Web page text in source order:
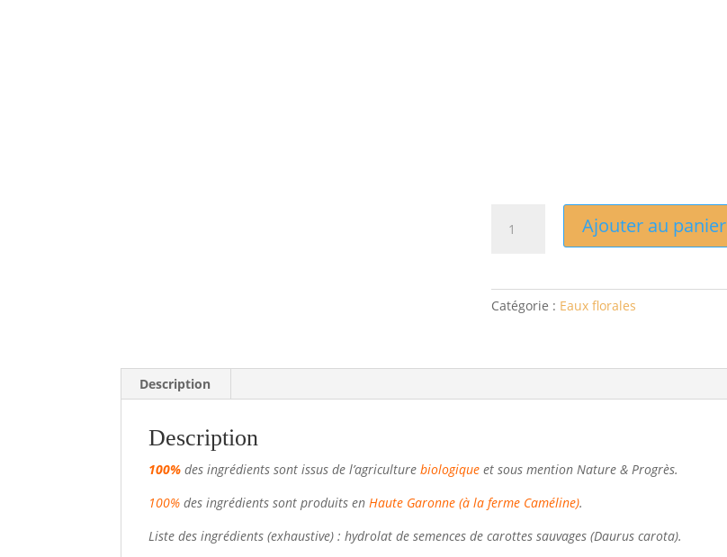
semences
Ajouter au panier
Catégorie : Eaux florales
Description
Description
100% des ingrédients sont issus de l’agriculturebiologique et sous mention Nature & Progrès.
100% des ingrédients sont produits enHaute Garonne (à la ferme Caméline).
Liste des ingrédients (exhaustive) : hydrolat de semences de carottes sauvages (Daurus carota).